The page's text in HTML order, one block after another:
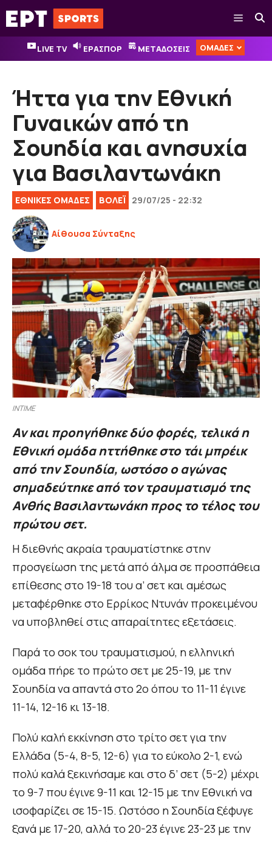
Μετάβαση
σε
περιεχόμενο
Μενού
LIVE TV ΕΡΑΣΠΟΡ ΜΕΤΑΔΟΣΕΙΣ ΟΜΑΔΕΣ
Ήττα για την Εθνική
Γυναικών από τη
Σουηδία και ανησυχία
για Βασιλαντωνάκη
EΘΝΙΚΈΣ ΟΜΆΔΕΣ ΒOΛΕΪ 29/07/25 - 22:32
Αίθουσα Σύνταξης
INTIME
Αν και προηγήθηκε δύο φορές, τελικά η
Εθνική ομάδα ηττήθηκε στο τάι μπρέικ
από την Σουηδία, ωστόσο ο αγώνας
σημαδεύτηκε από τον τραυματισμό της
Ανθής Βασιλαντωνάκη προς το τέλος του
πρώτου σετ.
Η διεθνής ακραία τραυματίστηκε στην
προσγείωση της μετά από άλμα σε προσπάθεια
επίθεσης στο 19-18 του α’ σετ και αμέσως
μεταφέρθηκε στο Ερρίκος Ντυνάν προκειμένου
να υποβληθεί στις απαραίτητες εξετάσεις.
Παρά το σοκ του τραυματισμού, η ελληνική
ομάδα πήρε το πρώτο σετ με 25-19, με την
Σουηδία να απαντά στο 2ο όπου το 11-11 έγινε
11-14, 12-16 κι 13-18.
Πολύ καλή εκκίνηση στο τρίτο σετ για την
Ελλάδα (5-4, 8-5, 12-6) για το εύκολο 2-1, ενώ
πολύ καλά ξεκινήσαμε και στο δ’ σετ (5-2) μέχρι
το 9-7 που έγινε 9-11 και 12-15 με την Εθνική να
ισοφαρίζει σε 15-15. Ωστόσο η Σουηδία ξέφυγε
ξανά με 17-20, αλλά το 20-23 έγινε 23-23 με την